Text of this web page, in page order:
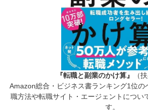
『転職と副業のかけ算』
（
Amazon総合・ビジネス書ランキング1位の
職方法や転職サイト・エージェントについ
す。